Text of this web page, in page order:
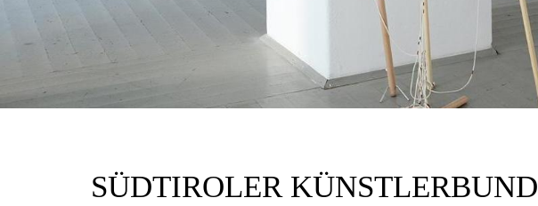
SÜDTIROLER KÜNSTLERBUND